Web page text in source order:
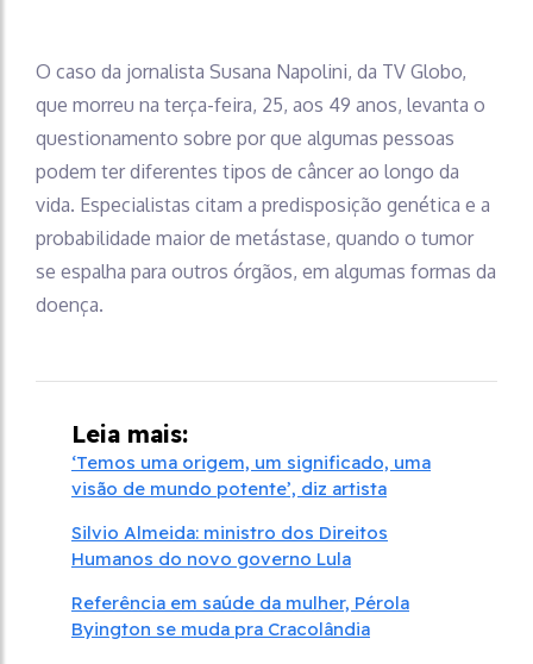
O caso da jornalista Susana Napolini, da TV Globo,
que morreu na terça-feira, 25, aos 49 anos, levanta o
questionamento sobre por que algumas pessoas
podem ter diferentes tipos de câncer ao longo da
vida. Especialistas citam a predisposição genética e a
probabilidade maior de metástase, quando o tumor
se espalha para outros órgãos, em algumas formas da
doença.
Leia mais:
‘Temos uma origem, um significado, uma
visão de mundo potente’, diz artista
Silvio Almeida: ministro dos Direitos
Humanos do novo governo Lula
Referência em saúde da mulher, Pérola
Byington se muda pra Cracolândia